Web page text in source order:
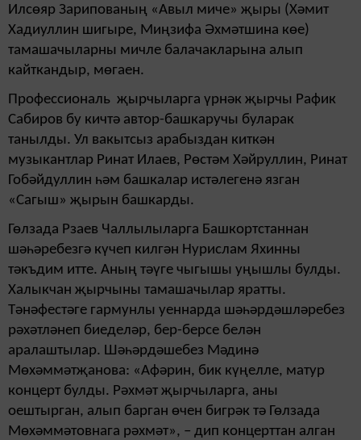
Илсөяр Зарипованың «Авыл миче» җыры (Хәмит
Хадиуллин шигыре, Миңзифа Әхмәтшина көе)
тамашачыларны мичле балачакларына алып
кайткандыр, мөгаен.
Профессиональ җырчыларга үрнәк җырчы Рафик
Сабиров бу кичтә автор-башкаручы буларак
танылды. Ул вакытсыз арабыздан киткән
музыкантлар Ринат Илаев, Рөстәм Хәйруллин, Ринат
Гобәйдуллин һәм башкалар истәлегенә язган
«Сагыш» җырын башкарды.
Гөлзада Рзаев Чаллылыларга Башкортстаннан
шәһәребезгә күчеп килгән Нурислам Яхинны
тәкъдим итте. Аның тәүге чыгышы уңышлы булды.
Халыкчан җырчыны тамашачылар яратты.
Тәнәфестәге гармунлы уеннарда шәһәрдәшләребез
рәхәтләнеп биеделәр, бер-берсе белән
аралаштылар. Шәһәрдәшебез Мәдинә
Мөхәммәтҗанова: «Афәрин, бик күңелле, матур
концерт булды. Рәхмәт җырчыларга, аны
оештырган, алып барган өчен бигрәк тә Гөлзада
Мөхәммәтовнага рәхмәт», – дип концерттан алган